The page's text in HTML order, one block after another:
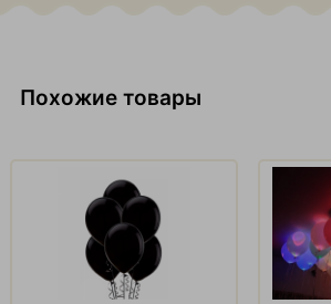
Похожие товары